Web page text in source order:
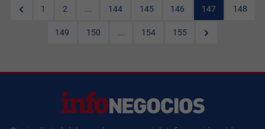
1 2 ... 144 145 146 147 148
149 150 ... 154 155